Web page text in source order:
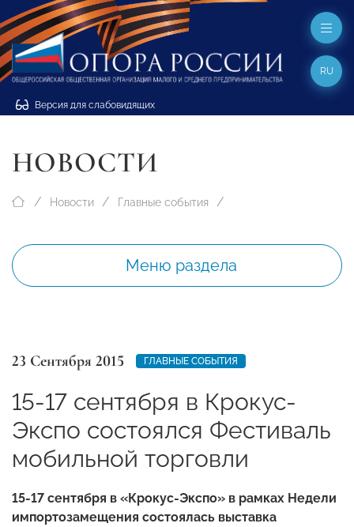
Версия для слабовидящих
RU
НОВОСТИ
Новости Главные события
Меню раздела
23 Сентября 2015 ГЛАВНЫЕ СОБЫТИЯ
15-17 сентября в Крокус-
Экспо состоялся Фестиваль
мобильной торговли
15-17 сентября в «Крокус-Экспо» в рамках Недели
импортозамещения состоялась выставка